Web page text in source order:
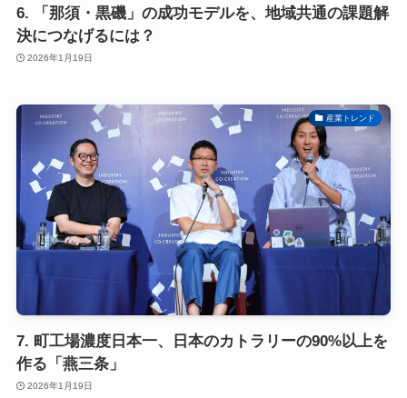
6. 「那須・黒磯」の成功モデルを、地域共通の課題解
決につなげるには？
2026年1月19日
産業トレンド
7. 町工場濃度日本一、日本のカトラリーの90%以上を
作る「燕三条」
2026年1月19日